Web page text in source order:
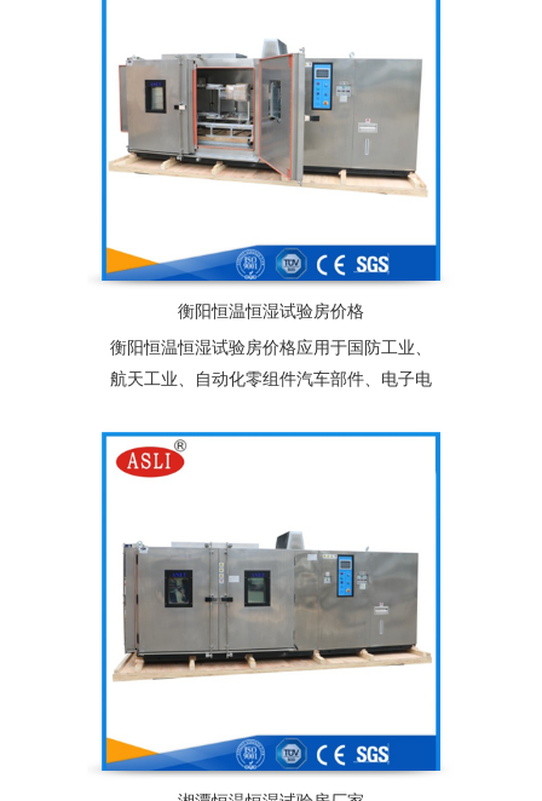
衡阳恒温恒湿试验房价格
衡阳恒温恒湿试验房价格应用于国防工业、
航天工业、自动化零组件汽车部件、电子电
能光伏组件及相关产品之耐热、耐寒测试，
为产业界提供大型零件，半成品，成品之大
多、体积大之试验设备